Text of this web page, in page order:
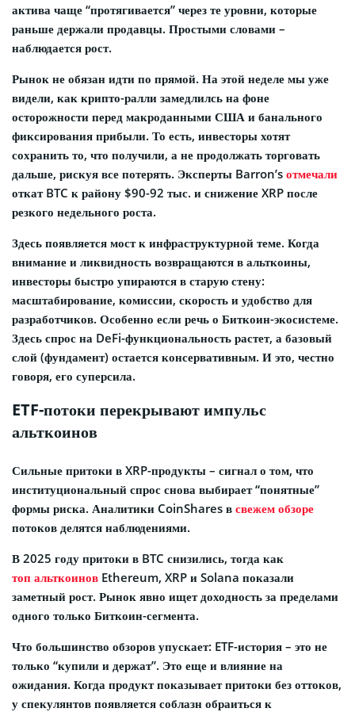
актива чаще “протягивается” через те уровни, которые
раньше держали продавцы. Простыми словами –
наблюдается рост.
Рынок не обязан идти по прямой. На этой неделе мы уже
видели, как крипто-ралли замедлилсь на фоне
осторожности перед макроданными США и банального
фиксирования прибыли. То есть, инвесторы хотят
сохранить то, что получили, а не продолжать торговать
дальше, рискуя все потерять. Эксперты Barron’s отмечали
откат BTC к району $90-92 тыс. и снижение XRP после
резкого недельного роста.
Здесь появляется мост к инфраструктурной теме. Когда
внимание и ликвидность возвращаются в альткоины,
инвесторы быстро упираются в старую стену:
масштабирование, комиссии, скорость и удобство для
разработчиков. Особенно если речь о Биткоин-экосистеме.
Здесь спрос на DeFi-функциональность растет, а базовый
слой (фундамент) остается консервативным. И это, честно
говоря, его суперсила.
ETF-потоки перекрывают импульс
альткоинов
Сильные притоки в XRP-продукты – сигнал о том, что
институциональный спрос снова выбирает “понятные”
формы риска. Аналитики CoinShares в свежем обзоре
потоков делятся наблюдениями.
В 2025 году притоки в BTC снизились, тогда как
топ альткоинов Ethereum, XRP и Solana показали
заметный рост. Рынок явно ищет доходность за пределами
одного только Биткоин-сегмента.
Что большинство обзоров упускает: ETF-история – это не
только “купили и держат”. Это еще и влияние на
ожидания. Когда продукт показывает притоки без оттоков,
у спекулянтов появляется соблазн обраиться к